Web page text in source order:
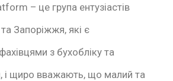
– це група ентузіастів
Запоріжжя, які є
з бухобліку та
і щиро вважають, що малий та